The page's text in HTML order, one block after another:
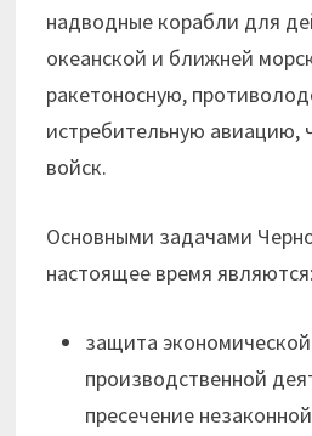
надводные корабли для
океанской и ближней
ракетоносную,
истребительную авиацию,
войск.
Основными задачами
настоящее время являются:
защита
производственной
пресечение незаконной